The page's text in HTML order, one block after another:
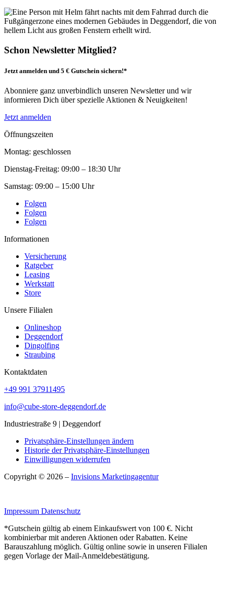
Schon Newsletter Mitglied?
Jetzt anmelden und 5 € Gutschein sichern!*
Abonniere ganz unverbindlich unseren Newsletter und wir
informieren Dich über spezielle Aktionen & Neuigkeiten!
Jetzt anmelden
Öffnungszeiten
Montag: geschlossen
Dienstag-Freitag: 09:00 – 18:30 Uhr
Samstag: 09:00 – 15:00 Uhr
Folgen
Folgen
Folgen
Informationen
Versicherung
Ratgeber
Leasing
Werkstatt
Store
Unsere Filialen
Onlineshop
Deggendorf
Dingolfing
Straubing
Kontaktdaten
+49 991 37911495
info@cube-store-deggendorf.de
Industriestraße 9 | Deggendorf
Privatsphäre-Einstellungen ändern
Historie der Privatsphäre-Einstellungen
Einwilligungen widerrufen
Copyright © 2026 – Invisions Marketingagentur
Impressum Datenschutz
*Gutschein gültig ab einem Einkaufswert von 100 €. Nicht
kombinierbar mit anderen Aktionen oder Rabatten. Keine
Barauszahlung möglich. Gültig online sowie in unseren Filialen
gegen Vorlage der Mail-Anmeldebestätigung.